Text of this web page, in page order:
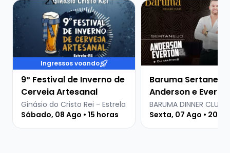
Veja mais sobre 9º Festival de Inverno de Cerveja
Ingressos voando
9º Festival de Inverno de
Cerveja Artesanal
Ginásio do Cristo Rei - Estrela
Sábado, 08 Ago • 15 horas
Veja mais sobre
Baruma Sertanejo
Anderson e
Martins
BARUMA DINNER CLUB
Sexta, 07 Ago • 20